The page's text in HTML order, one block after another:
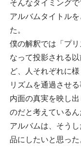
そんなタイミング
アルバムタイトル
た。
僕の解釈では「プ
なって投影される
ど、人それぞれに
リズムを通過させ
内面の真実を映し
のだと考えているん
アルバムは、そう
品にしたいと思った